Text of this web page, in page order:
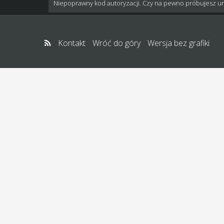
Niepoprawny kod autoryzacji. Czy na pewno próbujesz
Kontakt Wróć do góry Wersja bez grafiki